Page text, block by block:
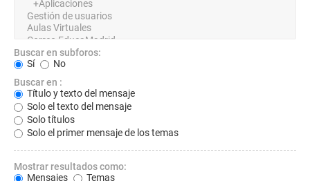
Buscar en subforos:
Sí
No
Buscar en :
Título y texto del mensaje
Solo el texto del mensaje
Solo títulos
Solo el primer mensaje de los temas
Mostrar resultados como:
Mensajes
Temas